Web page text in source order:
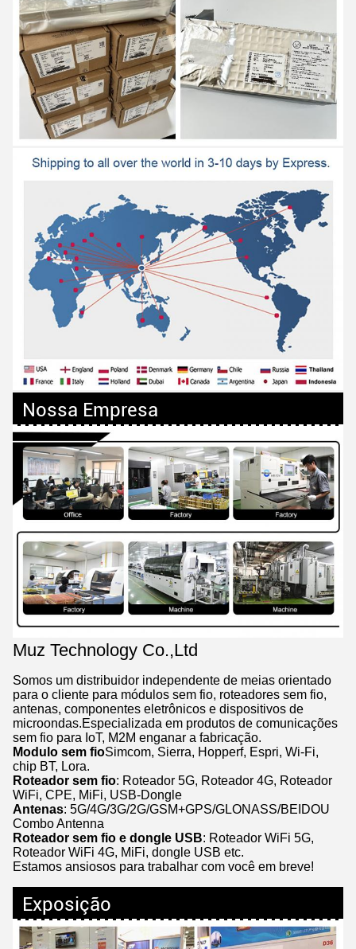
Nossa Empresa
Muz Technology Co.,Ltd
Somos um distribuidor independente de meias orientado
para o cliente para módulos sem fio, roteadores sem fio,
antenas, componentes eletrônicos e dispositivos de
microondas.Especializada em produtos de comunicações
sem fio para IoT, M2M enganar a fabricação.
Modulo sem fioSimcom, Sierra, Hopperf, Espri, Wi-Fi,
chip BT, Lora.
Roteador sem fio: Roteador 5G, Roteador 4G, Roteador
WiFi, CPE, MiFi, USB-Dongle
Antenas: 5G/4G/3G/2G/GSM+GPS/GLONASS/BEIDOU
Combo Antenna
Roteador sem fio e dongle USB: Roteador WiFi 5G,
Roteador WiFi 4G, MiFi, dongle USB etc.
Estamos ansiosos para trabalhar com você em breve!
Exposição